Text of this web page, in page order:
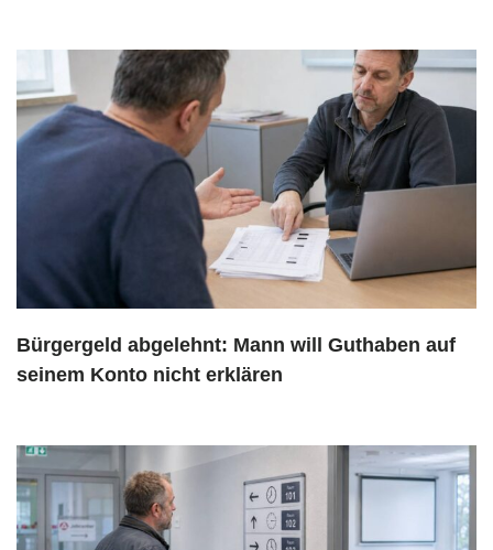
Bürgergeld abgelehnt: Mann will Guthaben auf
seinem Konto nicht erklären